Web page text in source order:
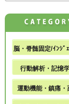
脳・脊髄固定/ｲﾝｼﾞ
行動解析・記憶
運動機能・鎮痛・